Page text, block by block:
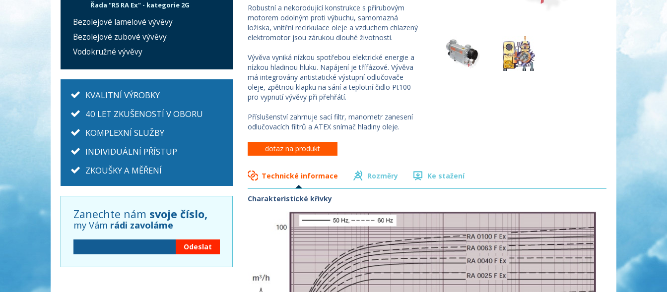
Robustní a nekorodující konstrukce s přírubovým
motorem odolným proti výbuchu, samomazná
ložiska, vnitřní recirkulace oleje a vzduchem chlazený
elektromotor jsou zárukou dlouhé životnosti.
Vývěva vyniká nízkou spotřebou elektrické energie a
nízkou hladinou hluku. Napájení je třífázové. Vývěva
má integrovány antistatické výstupní odlučovače
oleje, zpětnou klapku na sání a teplotní čidlo Pt100
pro vypnutí vývěvy při přehřátí.
Příslušenství zahrnuje sací filtr, manometr zanesení
odlučovacích filtrů a ATEX snímač hladiny oleje.
dotaz na produkt
Technické informace Rozměry Ke stažení
Charakteristické křivky
Řada "R5 RA Ex" - kategorie 2G
Bezolejové lamelové vývěvy
Bezolejové zubové vývěvy
Vodokružné vývěvy
KVALITNÍ VÝROBKY
40 LET ZKUŠENOSTÍ V OBORU
KOMPLEXNÍ SLUŽBY
INDIVIDUÁLNÍ PŘÍSTUP
ZKOUŠKY A MĚŘENÍ
Zanechte nám svoje číslo,
my Vám rádi zavoláme